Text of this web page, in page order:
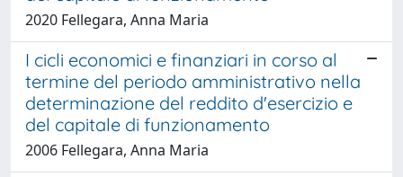
2020 Fellegara, Anna Maria
I cicli economici e finanziari in corso al
termine del periodo amministrativo nella
determinazione del reddito d'esercizio e
del capitale di funzionamento
2006 Fellegara, Anna Maria